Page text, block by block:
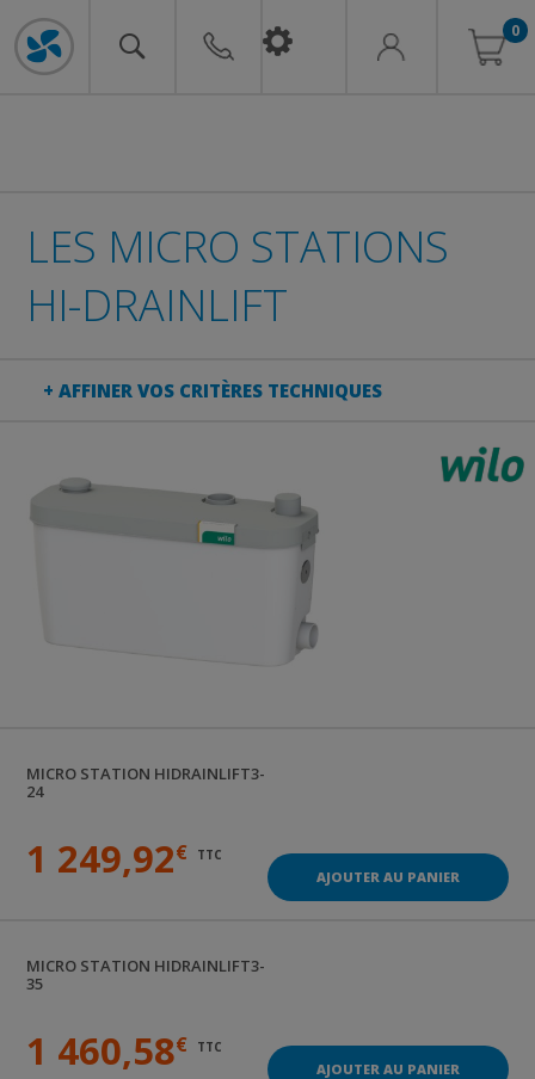
0
LES MICRO STATIONS
HI-DRAINLIFT
+ AFFINER VOS CRITÈRES TECHNIQUES
MICRO STATION HIDRAINLIFT3-
24
1 249,92€ TTC
AJOUTER AU PANIER
MICRO STATION HIDRAINLIFT3-
35
1 460,58€ TTC
AJOUTER AU PANIER